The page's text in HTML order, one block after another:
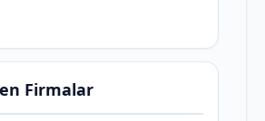
Firmalar